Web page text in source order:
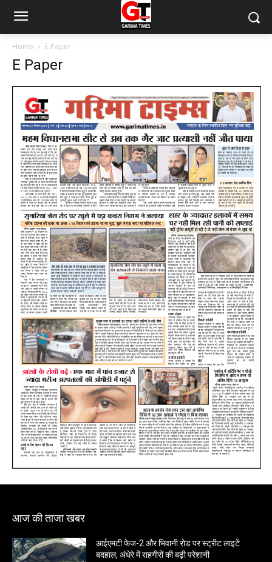
Home E Paper
E Paper
आज की ताजा खबर
आईएमटी फेज-2 और भिवानी रोड पर स्ट्रीट लाइटें
बदहाल, अंधेरे में राहगीरों की बढ़ी परेशानी